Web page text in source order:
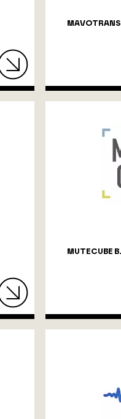
MAVOTRANS
MUTECUBE